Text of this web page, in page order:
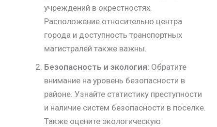
учреждений в окрестностях.
Расположение относительно центра
города и доступность транспортных
магистралей также важны.
Безопасность и экология: Обратите
внимание на уровень безопасности в
районе. Узнайте статистику преступности
и наличие систем безопасности в поселке.
Также оцените экологическую